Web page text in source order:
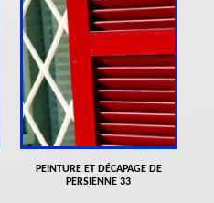
PEINTURE ET DÉCAPAGE DE
PERSIENNE 33